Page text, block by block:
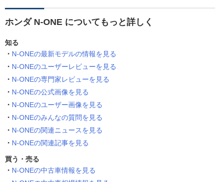
ホンダ N-ONE についてもっと詳しく
知る
N-ONEの最新モデルの情報を見る
N-ONEのユーザーレビューを見る
N-ONEの専門家レビューを見る
N-ONEの公式画像を見る
N-ONEのユーザー画像を見る
N-ONEのみんなの質問を見る
N-ONEの関連ニュースを見る
N-ONEの関連記事を見る
買う・売る
N-ONEの中古車情報を見る